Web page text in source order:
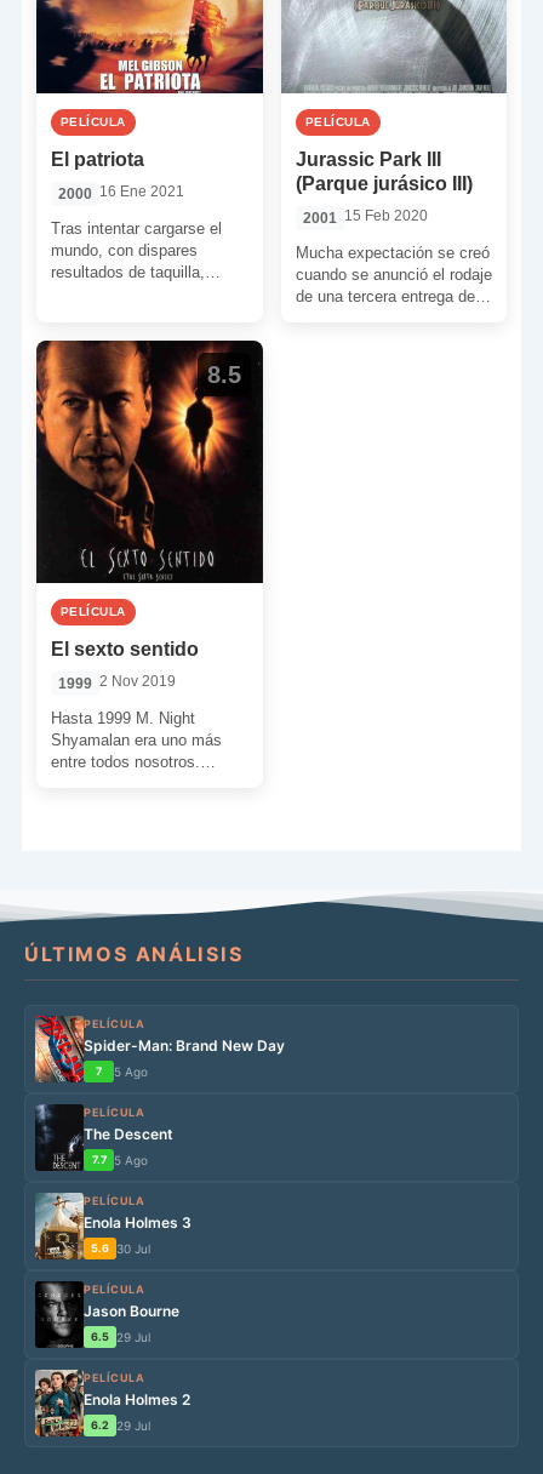
PELÍCULA
El patriota
2000 16 Ene 2021
Tras intentar cargarse el
mundo, con dispares
resultados de taquilla,
con una […]
PELÍCULA
Jurassic Park III
(Parque jurásico III)
2001 15 Feb 2020
Mucha expectación se creó
cuando se anunció el rodaje
de una tercera entrega de
8.5
PELÍCULA
El sexto sentido
1999 2 Nov 2019
Hasta 1999 M. Night
Shyamalan era uno más
entre todos nosotros.
ÚLTIMOS ANÁLISIS
PELÍCULA
Spider-Man: Brand New Day
7 5 Ago
PELÍCULA
The Descent
7.7 5 Ago
PELÍCULA
Enola Holmes 3
5.6 30 Jul
PELÍCULA
Jason Bourne
6.5 29 Jul
PELÍCULA
Enola Holmes 2
6.2 29 Jul